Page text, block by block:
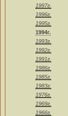
1997г.
1996г.
1995г.
1994г.
1993г.
1992г.
1991г.
1986г.
1985г.
1983г.
1976г.
1969г.
1966г.